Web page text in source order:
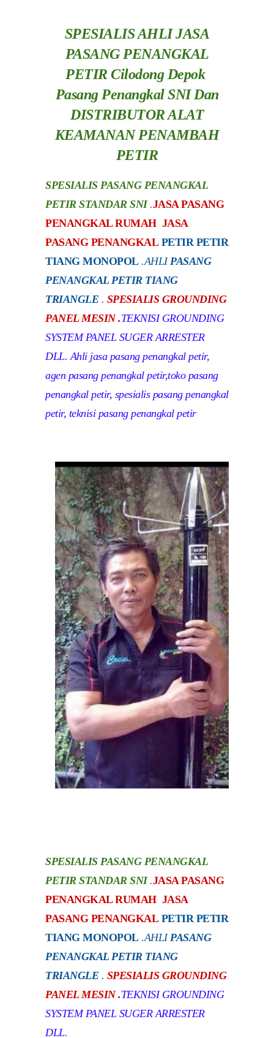
SPESIALIS AHLI JASA
PASANG PENANGKAL
PETIR Cilodong Depok
Pasang Penangkal SNI Dan
DISTRIBUTOR ALAT
KEAMANAN PENAMBAH
PETIR
SPESIALIS PASANG PENANGKAL
PETIR STANDAR SNI.JASA PASANG
PENANGKAL RUMAH JASA
PASANG PENANGKAL PETIR PETIR
TIANG MONOPOL.AHLIPASANG
PENANGKAL PETIR TIANG
TRIANGLE . SPESIALIS GROUNDING
PANEL MESIN .TEKNISI GROUNDING
SYSTEM PANEL SUGER ARRESTER
DLL. Ahli jasa pasang penangkal petir,
agen pasang penangkal petir,toko pasang
penangkal petir, spesialis pasang penangkal
petir, teknisi pasang penangkal petir
SPESIALIS PASANG PENANGKAL
PETIR STANDAR SNI.JASA PASANG
PENANGKAL RUMAH JASA
PASANG PENANGKAL PETIR PETIR
TIANG MONOPOL.AHLIPASANG
PENANGKAL PETIR TIANG
TRIANGLE . SPESIALIS GROUNDING
PANEL MESIN .TEKNISI GROUNDING
SYSTEM PANEL SUGER ARRESTER
DLL.